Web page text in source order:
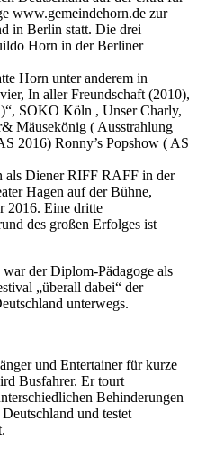
www.gemeindehorn.de zur
in Berlin statt. Die drei
Horn in der Berliner
Horn unter anderem in
In aller Freundschaft (2010),
SOKO Köln , Unser Charly,
Mäusekönig ( Ausstrahlung
2016) Ronny’s Popshow ( AS
als Diener RIFF RAFF in der
Hagen auf der Bühne,
2016. Eine dritte
des großen Erfolges ist
der Diplom-Pädagoge als
„überall dabei“ der
unterwegs.
und Entertainer für kurze
Busfahrer. Er tourt
Behinderungen
und testet